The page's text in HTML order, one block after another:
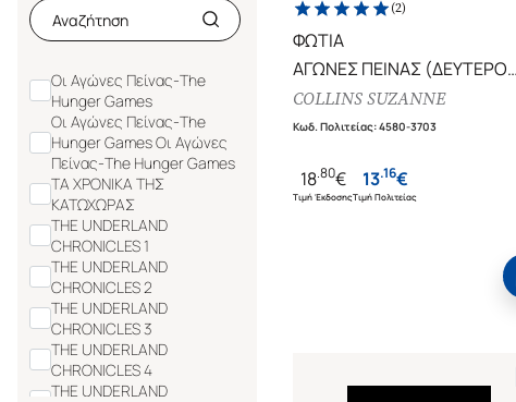
Οι Αγώνες Πείνας-The
Hunger Games
Οι Αγώνες Πείνας-The
Hunger Games Οι Αγώνες
Πείνας-The Hunger Games
ΤΑ ΧΡΟΝΙΚΑ ΤΗΣ
ΚΑΤΩΧΩΡΑΣ
THE UNDERLAND
CHRONICLES 1
THE UNDERLAND
CHRONICLES 2
THE UNDERLAND
CHRONICLES 3
THE UNDERLAND
CHRONICLES 4
THE UNDERLAND
(2)
ΦΩΤΙΑ
ΑΓΩΝΕΣ ΠΕΙΝΑΣ (ΔΕΥΤΕΡΟ
ΒΙΒΛΙΟ)
COLLINS SUZANNE
Κωδ. Πολιτείας:4580-3703
18.80€
Τιμή Έκδοσης
13.16€
Τιμή Πολιτείας